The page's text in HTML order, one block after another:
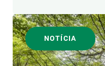
NOTÍCIA